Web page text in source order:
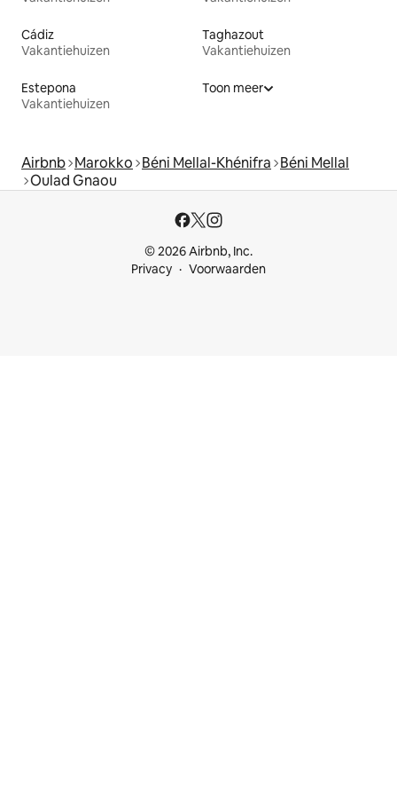
Cádiz
Vakantiehuizen
Taghazout
Vakantiehuizen
Estepona
Vakantiehuizen
Toon meer
Airbnb Marokko Béni Mellal-Khénifra Béni Mellal
Oulad Gnaou
© 2026 Airbnb, Inc.
Privacy
Voorwaarden